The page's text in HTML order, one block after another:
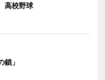
高校野球
鎖」